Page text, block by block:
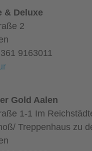
& Deluxe
2
9163011
Gold Aalen
1-1 Im
Treppenhaus zu